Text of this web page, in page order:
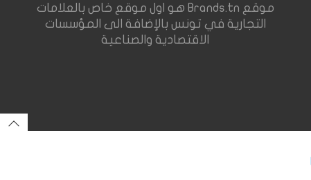
موقع Brands.tn هو اول موقع خاص بالعلامات
التجارية في تونس بالإضافة الى المؤسسات
الاقتصادية والصناعية